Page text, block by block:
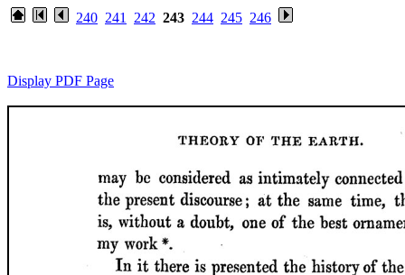
240 241 242 243 244 245 246
Display PDF Page